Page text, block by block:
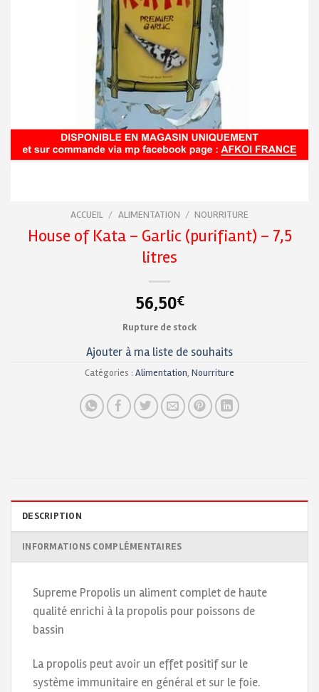
ACCUEIL / ALIMENTATION / NOURRITURE
House of Kata – Garlic (purifiant) – 7,5
litres
56,50€
Rupture de stock
Ajouter à ma liste de souhaits
Catégories : Alimentation, Nourriture
DESCRIPTION
INFORMATIONS COMPLÉMENTAIRES
Supreme Propolis un aliment complet de haute
qualité enrichi à la propolis pour poissons de
bassin
La propolis peut avoir un effet positif sur le
système immunitaire en général et sur le foie.